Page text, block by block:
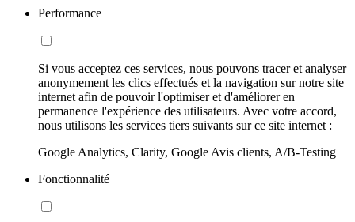
Performance
Si vous acceptez ces services, nous pouvons tracer et analyser
anonymement les clics effectués et la navigation sur notre site
internet afin de pouvoir l'optimiser et d'améliorer en
permanence l'expérience des utilisateurs. Avec votre accord,
nous utilisons les services tiers suivants sur ce site internet :
Google Analytics, Clarity, Google Avis clients, A/B-Testing
Fonctionnalité